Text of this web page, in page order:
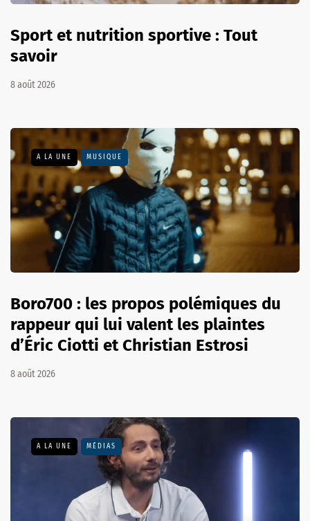
Sport et nutrition sportive : Tout
savoir
8 août 2026
A LA UNE MUSIQUE
Boro700 : les propos polémiques du
rappeur qui lui valent les plaintes
d’Éric Ciotti et Christian Estrosi
8 août 2026
A LA UNE MÉDIAS